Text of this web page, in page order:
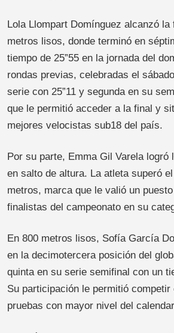
Lola Llompart Domínguez alcanzó la
metros lisos, donde terminó en
tiempo de 25”55 en la jornada del
rondas previas, celebradas el
serie con 25”11 y segunda en su
que le permitió acceder a la final y
mejores velocistas sub18 del país.
Por su parte, Emma Gil Varela logró
en salto de altura. La atleta superó
metros, marca que le valió un
finalistas del campeonato en su
En 800 metros lisos, Sofía García
en la decimotercera posición del
quinta en su serie semifinal con un
Su participación le permitió competir
pruebas con mayor nivel del